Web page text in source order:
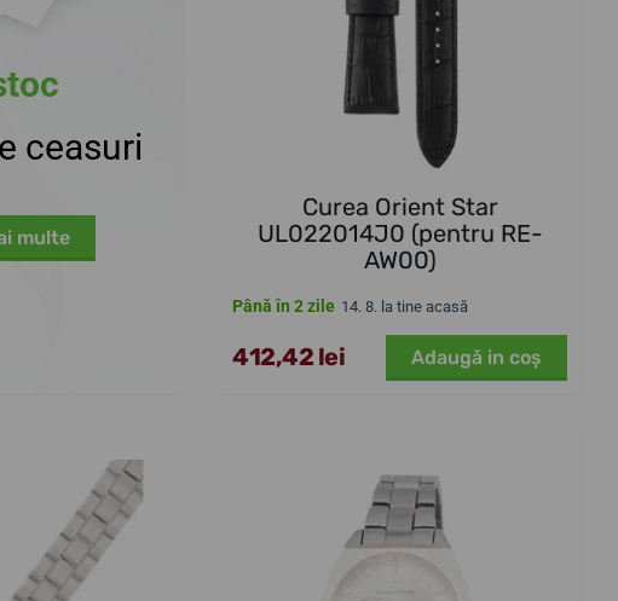
ceasuri
multe
Curea Orient Star
UL022014J0 (pentru RE-
AW00)
Până în 2 zile 14. 8. la tine acasă
412,42 lei Adaugă in coş